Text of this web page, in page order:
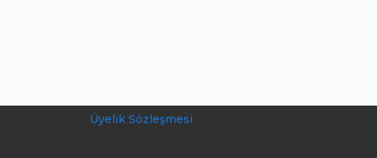
Üyelik Sözleşmesi